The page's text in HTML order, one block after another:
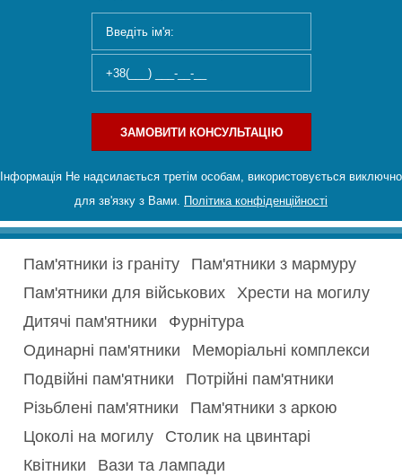
ЗАМОВИТИ КОНСУЛЬТАЦІЮ
Інформація Не надсилається третім особам, використовується виключно
для зв'язку з Вами. Політика конфіденційності
Пам'ятники із граніту
Пам'ятники з мармуру
Пам'ятники для військових
Хрести на могилу
Дитячі пам'ятники
Фурнітура
Одинарні пам'ятники
Меморіальні комплекси
Подвійні пам'ятники
Потрійні пам'ятники
Різьблені пам'ятники
Пам'ятники з аркою
Цоколі на могилу
Столик на цвинтарі
Квітники
Вази та лампади